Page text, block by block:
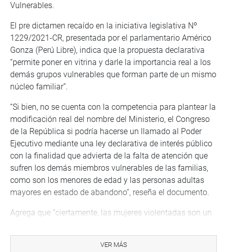
Vulnerables.
El pre dictamen recaído en la iniciativa legislativa Nº
1229/2021-CR, presentada por el parlamentario Américo
Gonza (Perú Libre), indica que la propuesta declarativa
“permite poner en vitrina y darle la importancia real a los
demás grupos vulnerables que forman parte de un mismo
núcleo familiar”.
“Si bien, no se cuenta con la competencia para plantear la
modificación real del nombre del Ministerio, el Congreso
de la República si podría hacerse un llamado al Poder
Ejecutivo mediante una ley declarativa de interés público
con la finalidad que advierta de la falta de atención que
sufren los demás miembros vulnerables de las familias,
como son los menores de edad y las personas adultas
mayores en estado de abandono”, reseña el documento.
Agrega que “ciertamente, las mujeres violentadas son un
públicas que las protejan; pero también los niños en
estado de abandono y los adultos mayores en el mismo
VER MÁS